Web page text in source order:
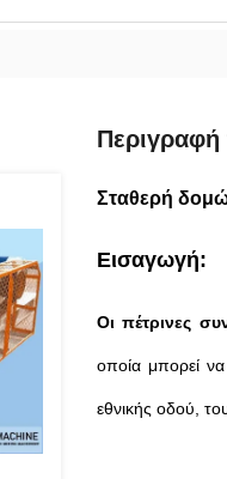
Περιγραφή
Σταθερή
Εισαγωγή:
Οι πέτρινες
οποία μπορεί
εθνικής οδού,